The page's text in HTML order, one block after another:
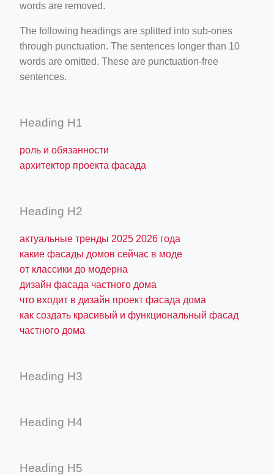
words are removed.
The following headings are splitted into sub-ones
through punctuation. The sentences longer than 10
words are omitted. These are punctuation-free
sentences.
Heading H1
роль и обязанности
архитектор проекта фасада
Heading H2
актуальные тренды 2025 2026 года
какие фасады домов сейчас в моде
от классики до модерна
дизайн фасада частного дома
что входит в дизайн проект фасада дома
как создать красивый и функциональный фасад
частного дома
Heading H3
Heading H4
Heading H5